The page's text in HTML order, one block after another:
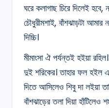
ঘরে কলাগাছ চিরে দিলেই হবে,
চৌধুরীমশাই, বাঁশঝাড়টা আমার
দিচ্চি।
মীমাংসা ঐ পর্যন্তই হইয়া
দুই শরিকের। তাহার ফল হইল
দিতে আসিলেও শিবু দা লইয়া
বাঁশঝাড়ের তলা দিয়া হাঁটিলেও